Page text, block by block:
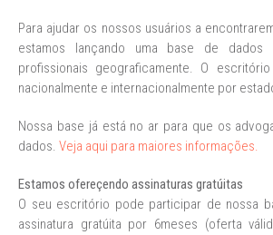
Para ajudar os nossos usuários a
estamos lançando uma base de dados
profissionais geograficamente. O
nacionalmente e internacionalmente por
Nossa base já está no ar para que os
dados. Veja aqui para maiores informações.
Estamos ofereçendo assinaturas gratúitas
O seu escritório pode participar de nossa
assinatura gratúita por 6meses (oferta